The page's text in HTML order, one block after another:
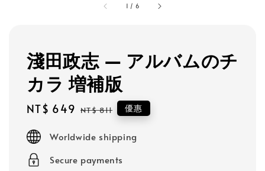
1 / 6
淺田政志 — アルバムのチ
カラ 増補版
Sale
NT$ 649 Regular
NT$ 811 優惠
Worldwide shipping
Secure payments